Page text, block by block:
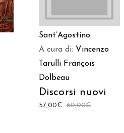
Sant’Agostino
A cura di: Vincenzo
Tarulli François
Dolbeau
Discorsi nuovi
60,00€
57,00€